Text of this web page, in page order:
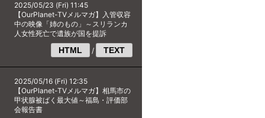
2025/05/23 (Fri) 11:45
【OurPlanet-TVメルマガ】入管収容
中の映像「姉のもの」～スリランカ
人女性死亡で遺族が国を提訴
HTML / TEXT
2025/05/16 (Fri) 12:35
【OurPlanet-TVメルマガ】相馬市の
甲状腺被ばく最大値～福島・評価部
会報告書